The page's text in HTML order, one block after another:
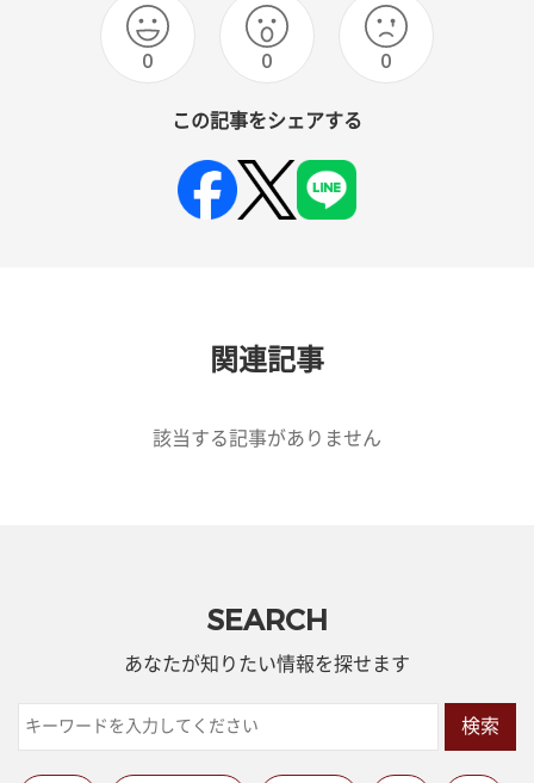
0 0 0
この記事をシェアする
関連記事
該当する記事がありません
SEARCH
あなたが知りたい情報を探せます
検索